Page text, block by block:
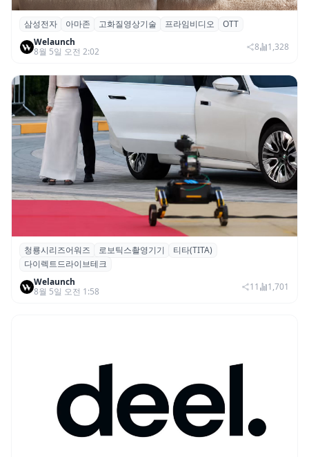
삼성전자·아마존, 프라임 비디오에 ‘HDR10+
어드밴스드’ 적용
삼성전자 아마존 고화질영상기술 프라임비디오
OTT
Welaunch
8월 5일 오전 2:02
8 1,328
청룡시리즈어워즈 레드카펫에 등장한 바퀴
형 이족 보행 로봇 ‘티타(TITA)’
청룡시리즈어워즈 로보틱스촬영기기
티타(TITA)
다이렉트드라이브테크
Welaunch
8월 5일 오전 1:58
11 1,701